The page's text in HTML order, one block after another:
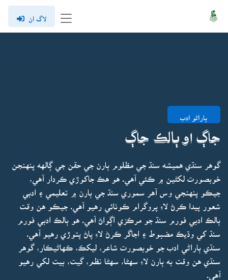
لاگ ان
ٻاراڻو ادب
جاڳ او ٻالڪ جاڳ
گوهر سنڌي هميشه سنڌ جي مظلوم ٻارن جي حقن جي ڳالهه پنهنجن
خوبصورت لکڻين ۾ ڪئي آهي. هو هڪ جاکوڙي ڪردار آهي،
جيڪو پنهنجي وس آهر سموري سنڌ جي ٻارن ۾ تعليمي ۽ ادبي
شعور پيدا ڪرڻ لاءِ پروگرام ڪوٺائي رهيو آهي. جيڪو هن وقت
ٻالڪ ادبي فورم سنڌ جو مرڪزي اڳواڻ آهي. هو ٻالڪ ادبي فورم
سنڌ کي وڌيڪ مضبوط ۽ اجاگر ڪرڻ لاءِ پاڻ پتوڙي رهيو آهي.
سنڌي ٻاراڻي ادب جو خوبصورت شاعر، ليکڪ، ڪهاڻيڪار، گوهر
سنڌي هن وقت به ٻارن لاءِ سهڻا، سهڻا نظم، گيت، بيت لکي رهيو
آهي.